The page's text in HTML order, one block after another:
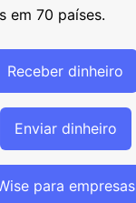
em 70 países.
Receber dinheiro
Enviar dinheiro
para empresas